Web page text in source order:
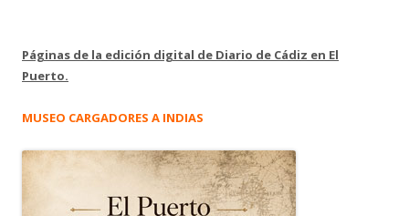
Páginas de la edición digital de Diario de Cádiz en El
Puerto.
MUSEO CARGADORES A INDIAS